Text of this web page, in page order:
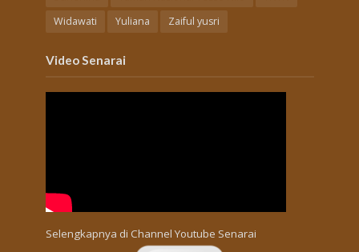
Widawati
Yuliana Zaiful yusri
Video Senarai
Selengkapnya di Channel Youtube Senarai